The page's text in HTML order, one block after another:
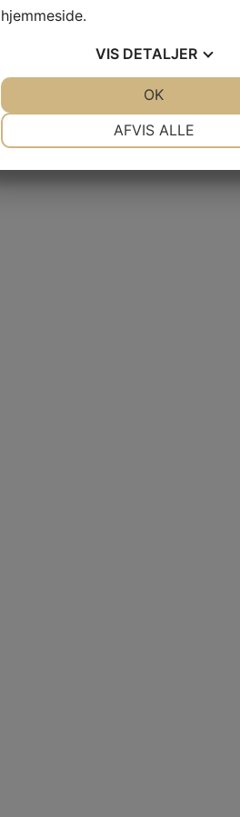
hjemmeside.
VIS DETALJER
AFVIS ALLE
OK